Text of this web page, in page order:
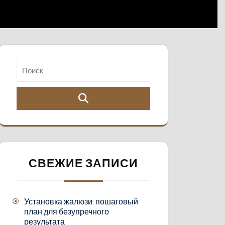
СВЕЖИЕ ЗАПИСИ
Установка жалюзи: пошаговый
план для безупречного
результата